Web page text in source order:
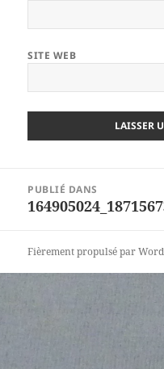
SITE WEB
PUBLIÉ DANS
Fièrement propulsé par